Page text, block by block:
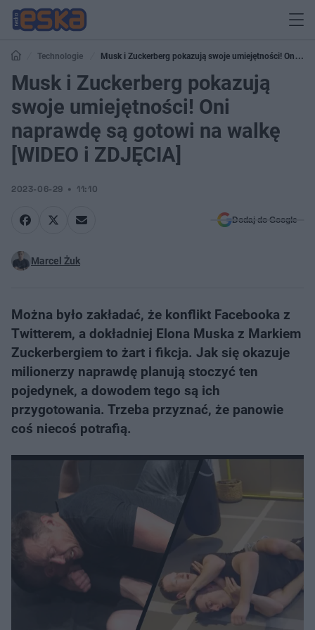
Technologie
Musk i Zuckerberg pokazują swoje umiejętności! Oni
naprawdę są gotowi na walkę [WIDEO i ZDJĘCIA]
Musk i Zuckerberg pokazują
swoje umiejętności! Oni
naprawdę są gotowi na walkę
[WIDEO i ZDJĘCIA]
2023-06-29 11:10
Dodaj do Google
Marcel Żuk
Można było zakładać, że konflikt Facebooka z
Twitterem, a dokładniej Elona Muska z Markiem
Zuckerbergiem to żart i fikcja. Jak się okazuje
milionerzy naprawdę planują stoczyć ten
pojedynek, a dowodem tego są ich
przygotowania. Trzeba przyznać, że panowie
coś niecoś potrafią.